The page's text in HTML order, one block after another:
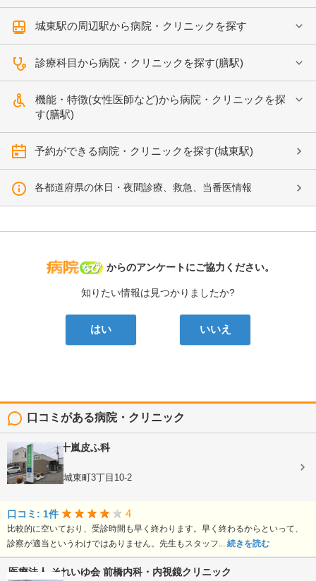
城東駅の周辺駅から病院・クリニックを探す
診療科目から病院・クリニックを探す(膳駅)
機能・特徴(女性医師など)から病院・クリニックを探
す(膳駅)
予約ができる病院・クリニックを探す(城東駅)
各都道府県の休日・夜間診療、救急、当番医情報
病院なび
からのアンケートにご協力ください。
知りたい情報は見つかりましたか?
はい いいえ
口コミがある病院・クリニック
医療法人 五十嵐皮ふ科
皮膚科
群馬県前橋市城東町3丁目10-2
口コミ: 1件 4
比較的に空いており、受診時間も早く終わります。早く終わるからといって、
診察が適当というわけではありません。先生もスタッフ... 続きを読む
医療法人 それいゆ会 前橋内科・内視鏡クリニック